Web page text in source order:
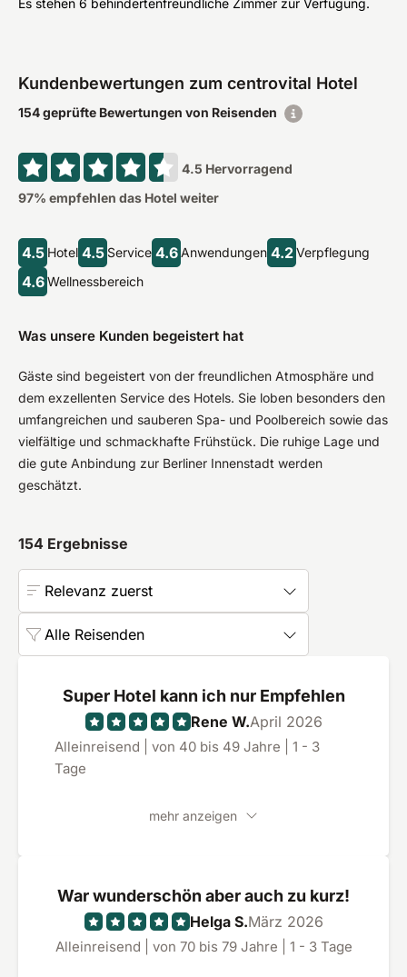
Es stehen 6 behindertenfreundliche Zimmer zur Verfügung.
Kundenbewertungen zum centrovital Hotel
154 geprüfte Bewertungen von Reisenden
4.5 Hervorragend
97% empfehlen das Hotel weiter
4.5 Hotel 4.5 Service 4.6 Anwendungen 4.2 Verpflegung
4.6 Wellnessbereich
Was unsere Kunden begeistert hat
Gäste sind begeistert von der freundlichen Atmosphäre und
dem exzellenten Service des Hotels. Sie loben besonders den
umfangreichen und sauberen Spa- und Poolbereich sowie das
vielfältige und schmackhafte Frühstück. Die ruhige Lage und
die gute Anbindung zur Berliner Innenstadt werden
geschätzt.
154 Ergebnisse
Relevanz zuerst
Alle Reisenden
Super Hotel kann ich nur Empfehlen
Rene W.April 2026
Alleinreisend | von 40 bis 49 Jahre | 1 - 3
Tage
mehr anzeigen
War wunderschön aber auch zu kurz!
Helga S.März 2026
Alleinreisend | von 70 bis 79 Jahre | 1 - 3 Tage